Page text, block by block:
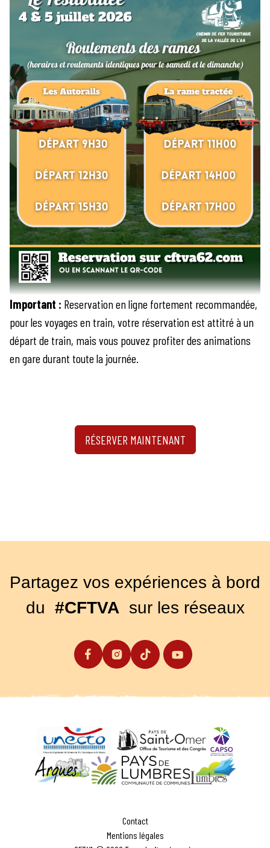
Important : Reservation en ligne fortement recommandée,
pour les voyages en train, votre réservation est attitré à un
départ de train, mais vous pouvez profiter des animations
en gare durant toute la journée.
RÉSERVER MAINTENANT
Partagez vos expériences à bord
du #CFTVA sur les réseaux
Contact
Mentions légales